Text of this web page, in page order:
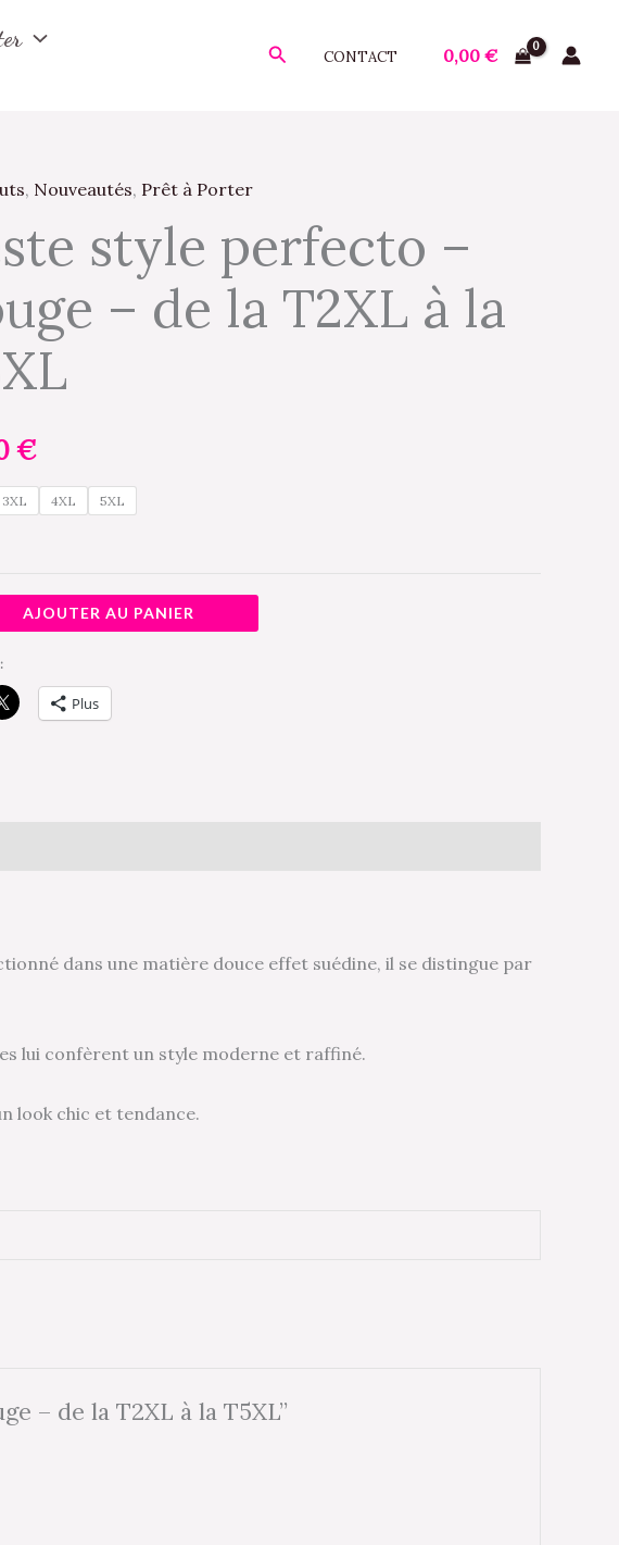
Rechercher
CONTACT 0,00 €
, Nouveautés, Prêt à Porter
style perfecto –
– de la T2XL à la
€
3XL 4XL 5XL
AJOUTER AU PANIER
Plus
dans une matière douce effet suédine, il se distingue par
lui confèrent un style moderne et raffiné.
look chic et tendance.
– de la T2XL à la T5XL”